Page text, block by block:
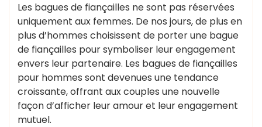
Les bagues de fiançailles ne sont pas réservées
uniquement aux femmes. De nos jours, de plus en
plus d’hommes choisissent de porter une bague
de fiançailles pour symboliser leur engagement
envers leur partenaire. Les bagues de fiançailles
pour hommes sont devenues une tendance
croissante, offrant aux couples une nouvelle
façon d’afficher leur amour et leur engagement
mutuel.